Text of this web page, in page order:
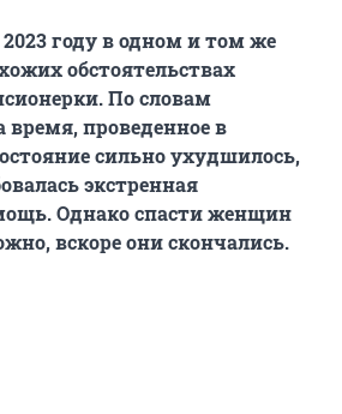
году в одном и том же
обстоятельствах
По словам
время, проведенное в
сильно ухудшилось,
экстренная
Однако спасти женщин
вскоре они скончались.